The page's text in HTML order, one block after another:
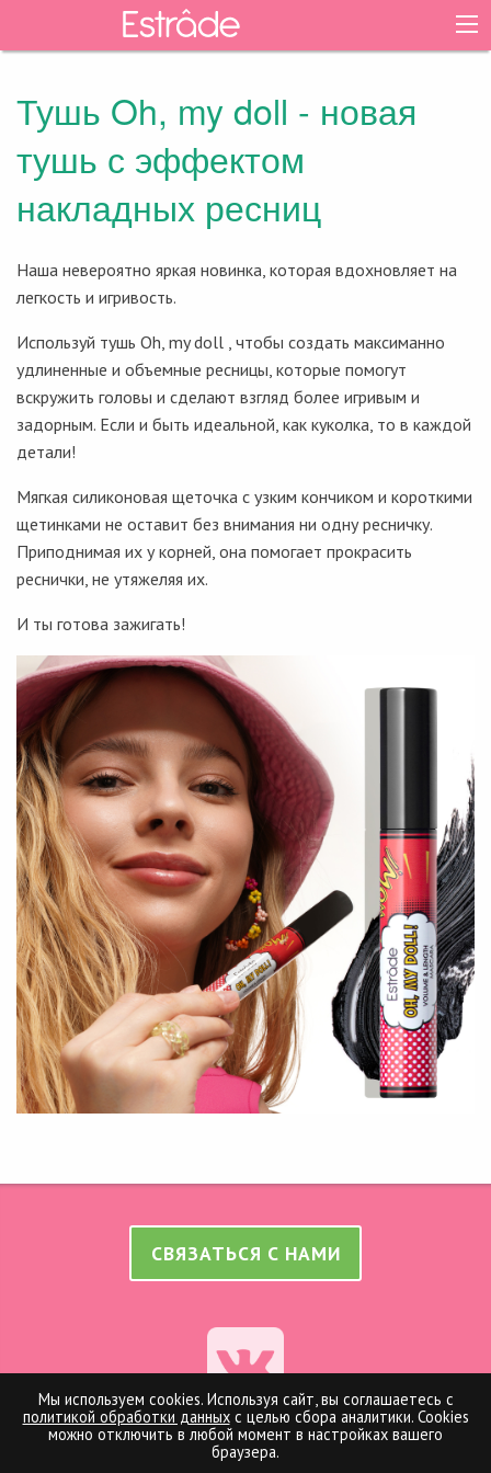
Тушь Oh, my doll - новая
тушь с эффектом
накладных ресниц
Наша невероятно яркая новинка, которая вдохновляет на
легкость и игривость.
Используй тушь Oh, my doll , чтобы создать максиманно
удлиненные и объемные ресницы, которые помогут
вскружить головы и сделают взгляд более игривым и
задорным. Если и быть идеальной, как куколка, то в каждой
детали!
Мягкая силиконовая щеточка с узким кончиком и короткими
щетинками не оставит без внимания ни одну ресничку.
Приподнимая их у корней, она помогает прокрасить
реснички, не утяжеляя их.
И ты готова зажигать!
СВЯЗАТЬСЯ С НАМИ
Оферта на оказание рекламных услуг
Мы используем cookies. Используя сайт, вы соглашаетесь с
политикой обработки данныхс целью сбора аналитики. Cookies
можно отключить в любой момент в настройках вашего
браузера.